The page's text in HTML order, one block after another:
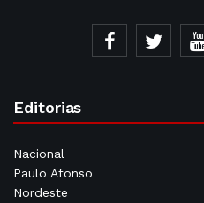
Editorias
Nacional
Paulo Afonso
Nordeste